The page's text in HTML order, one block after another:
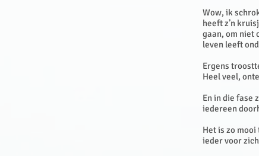
Wow, ik
heeft z’n
gaan, om niet
leven leeft
Ergens
Heel veel,
En in die fase
iedereen
Het is zo
ieder voor